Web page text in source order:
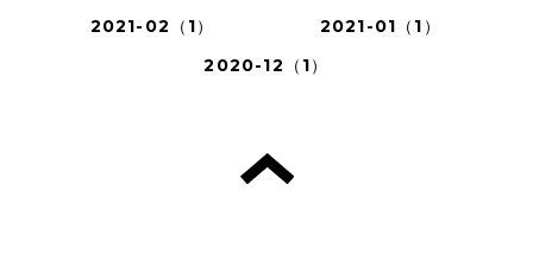
2021-02（1）
2021-01（1）
2020-12（1）